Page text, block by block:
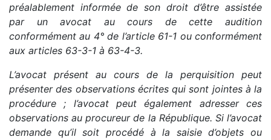
préalablement informée de son droit d’être assistée
par un avocat au cours de cette audition
conformément au 4° de l’article 61-1 ou conformément
aux articles 63-3-1 à 63-4-3.
L’avocat présent au cours de la perquisition peut
présenter des observations écrites qui sont jointes à la
procédure ; l’avocat peut également adresser ces
observations au procureur de la République. Si l’avocat
demande qu’il soit procédé à la saisie d’objets ou